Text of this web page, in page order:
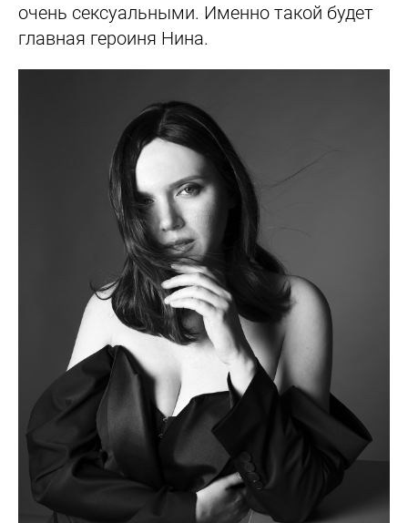
очень сексуальными. Именно такой будет
главная героиня Нина.